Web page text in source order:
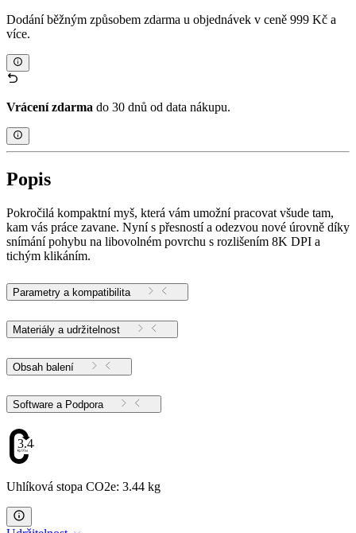
Dodání běžným způsobem zdarma u objednávek v ceně 999 Kč a
více.
Vrácení zdarma do 30 dnů od data nákupu.
Popis
Pokročilá kompaktní myš, která vám umožní pracovat všude tam,
kam vás práce zavane. Nyní s přesností a odezvou nové úrovně díky
snímání pohybu na libovolném povrchu s rozlišením 8K DPI a
tichým klikáním.
Parametry a kompatibilita
Materiály a udržitelnost
Obsah balení
Software a Podpora
3.44
Uhlíková stopa CO2e: 3.44 kg